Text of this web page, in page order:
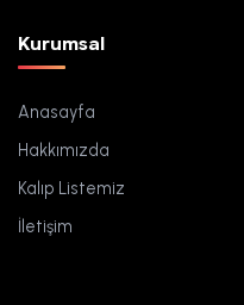
Kurumsal
Anasayfa
Hakkımızda
Kalıp Listemiz
İletişim